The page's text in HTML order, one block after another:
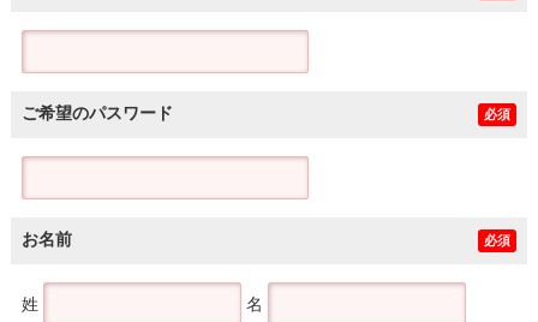
ご希望のパスワード 必須
お名前 必須
姓 名